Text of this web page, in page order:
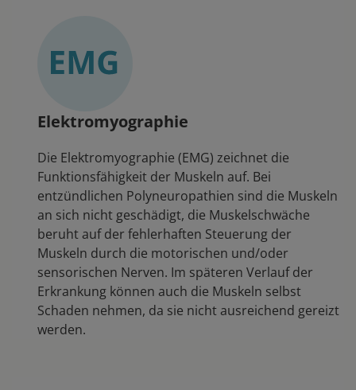
Elektromyographie
Die Elektromyographie (EMG) zeichnet die
Funktionsfähigkeit der Muskeln auf. Bei
entzündlichen Polyneuropathien sind die Muskeln
an sich nicht geschädigt, die Muskelschwäche
beruht auf der fehlerhaften Steuerung der
Muskeln durch die motorischen und/oder
sensorischen Nerven. Im späteren Verlauf der
Erkrankung können auch die Muskeln selbst
Schaden nehmen, da sie nicht ausreichend gereizt
werden.